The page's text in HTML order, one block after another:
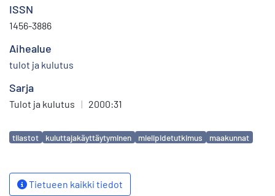
ISSN
1456-3886
Aihealue
tulot ja kulutus
Sarja
Tulot ja kulutus | 2000:31
Avainsanat
tilastot kuluttajakäyttäytyminen mielipidetutkimus maakunnat
Tietueen kaikki tiedot